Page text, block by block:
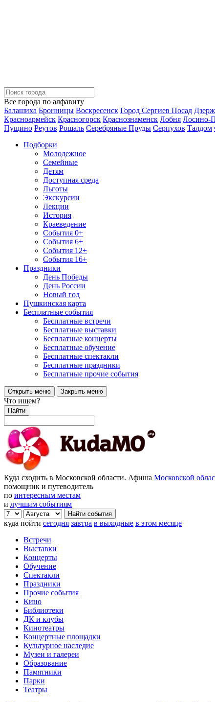
Все города по алфавиту
Балашиха Бронницы Воскресенск Город Сергиев Посад
Красноармейск Красногорск Краснознаменск Лобня Лосино-
Пущино Реутов Рошаль Серебряные Пруды Серпухов Талдом
Подборки
Молодежное
Семейные
Детям
Доступная среда
Льготы
Экскурсии
Лекции
История
Краеведение
События 0+
События 6+
События 12+
События 16+
Праздники
День Победы
День России
Новый год
Пушкинская карта
Бесплатные события
Бесплатные встречи
Бесплатные выставки
Бесплатные концерты
Бесплатные обучение
Бесплатные спектакли
Бесплатные праздники
Бесплатные прочие события
Открыть меню Закрыть меню
Что ищем?
Найти
Куда сходить в Московской области. Афиша Московской
помощник и путеводитель
по интересным местам
и лучшим событиям
куда пойти сегодня завтра в выходные в этом месяце
Встречи
Выставки
Концерты
Обучение
Спектакли
Праздники
Прочие события
Кино
Библиотеки
ДК и клубы
Кинотеатры
Концертные площадки
Культурное наследие
Музеи и галереи
Образование
Памятники
Парки
Театры